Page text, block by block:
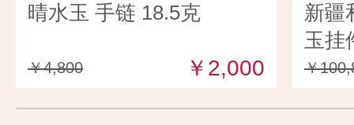
晴水玉 手链 18.5克
￥4,800 ￥2,000
新疆
玉挂
￥